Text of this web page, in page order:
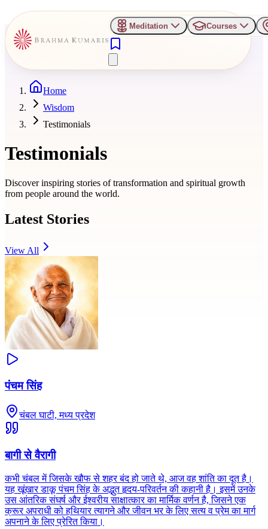
Meditation Courses
Home
Wisdom
Testimonials
Testimonials
Discover inspiring stories of transformation and spiritual growth
from people around the world.
Latest Stories
View All
पंचम सिंह
चंबल घाटी, मध्य प्रदेश
बागी से वैरागी
कभी चंबल में जिसके खौफ से शहर बंद हो जाते थे, आज वह शांति का दूत है।
यह खूंखार डाकू पंचम सिंह के अद्भुत हृदय-परिवर्तन की कहानी है। इसमें उनके
उस आंतरिक संघर्ष और ईश्वरीय साक्षात्कार का मार्मिक वर्णन है, जिसने एक
क्रूर अपराधी को हथियार त्यागने और जीवन भर के लिए सत्य व प्रेम का मार्ग
अपनाने के लिए प्रेरित किया।